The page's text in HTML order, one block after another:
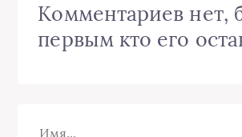
Комментариев нет,
первым кто его